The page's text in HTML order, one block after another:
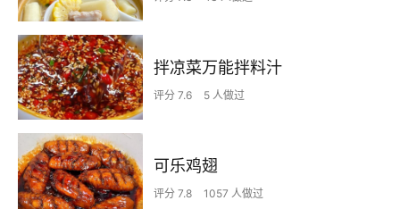
拌凉菜万能拌料汁
评分 7.6 5 人做过
可乐鸡翅
评分 7.8 1057 人做过